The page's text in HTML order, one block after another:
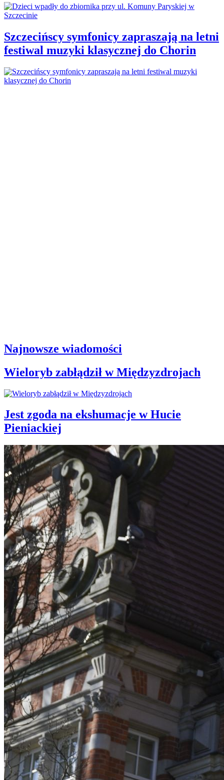
Szczecińscy symfonicy zapraszają na letni
festiwal muzyki klasycznej do Chorin
Najnowsze wiadomości
Wieloryb zabłądził w Międzyzdrojach
Jest zgoda na ekshumacje w Hucie
Pieniackiej